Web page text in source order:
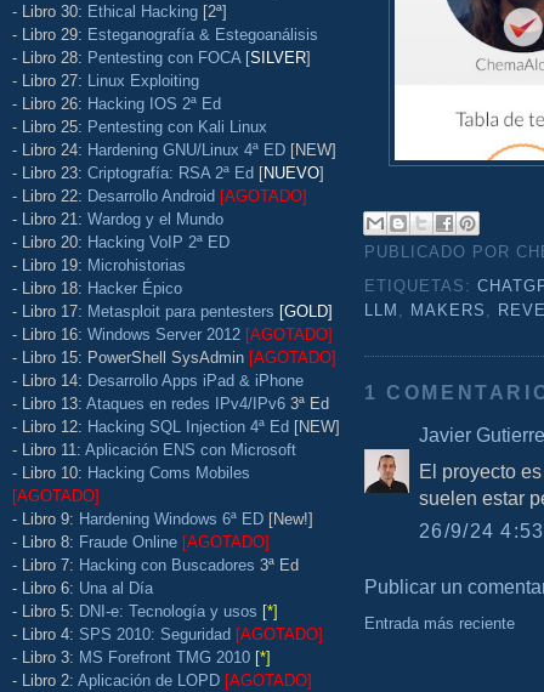
- Libro 30: Ethical Hacking [2ª]
- Libro 29: Esteganografía & Estegoanálisis
- Libro 28: Pentesting con FOCA [SILVER]
- Libro 27: Linux Exploiting
- Libro 26: Hacking IOS 2ª Ed
- Libro 25: Pentesting con Kali Linux
- Libro 24: Hardening GNU/Linux 4ª ED [NEW]
- Libro 23: Criptografía: RSA 2ª Ed [NUEVO]
- Libro 22: Desarrollo Android [AGOTADO]
- Libro 21: Wardog y el Mundo
- Libro 20: Hacking VoIP 2ª ED
- Libro 19: Microhistorias
- Libro 18: Hacker Épico
- Libro 17: Metasploit para pentesters [GOLD]
- Libro 16: Windows Server 2012 [AGOTADO]
- Libro 15: PowerShell SysAdmin [AGOTADO]
- Libro 14: Desarrollo Apps iPad & iPhone
- Libro 13: Ataques en redes IPv4/IPv6 3ª Ed
- Libro 12: Hacking SQL Injection 4ª Ed [NEW]
- Libro 11: Aplicación ENS con Microsoft
- Libro 10: Hacking Coms Mobiles
[AGOTADO]
- Libro 9: Hardening Windows 6ª ED [New!]
- Libro 8: Fraude Online [AGOTADO]
- Libro 7: Hacking con Buscadores 3ª Ed
- Libro 6: Una al Día
- Libro 5: DNI-e: Tecnología y usos [*]
- Libro 4: SPS 2010: Seguridad [AGOTADO]
- Libro 3: MS Forefront TMG 2010 [*]
- Libro 2: Aplicación de LOPD [AGOTADO]
PUBLICADO POR
ETIQUETAS:
LLM
MAKERS
1
Javier
El proyecto
suelen estar
26/9/24
Publicar un
Entrada más reciente